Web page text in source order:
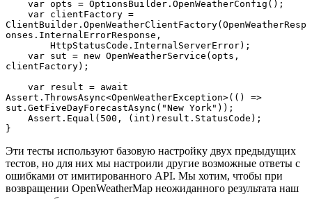
ClientBuilder.OpenWeatherClientFactory(OpenWeatherResp
onses.InternalErrorResponse,
clientFactory);
Assert.ThrowsAsync<OpenWeatherException>(() =>
sut.GetFiveDayForecastAsync("New York"));
}
Эти тесты используют базовую настройку двух предыдущих
тестов, но для них мы настроили другие возможные ответы с
ошибками от имитированного API. Мы хотим, чтобы при
возвращении OpenWeatherMap неожиданного результата наш